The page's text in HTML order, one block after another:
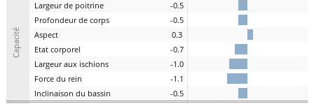
Capacité
Largeur de poitrine
-0.5
Profondeur de corps
-0.5
Aspect
0.3
Etat corporel
-0.7
Largeur aux ischions
-1.0
Force du rein
-1.1
Inclinaison du bassin -0.5